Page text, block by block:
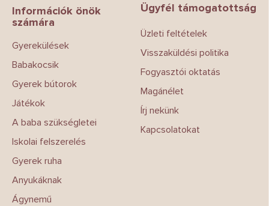
Információk önök
számára
Gyerekülések
Babakocsik
Gyerek bútorok
Játékok
A baba szükségletei
Iskolai felszerelés
Gyerek ruha
Anyukáknak
Ágynemű
Ügyfél támogatottság
Üzleti feltételek
Visszaküldési politika
Fogyasztói oktatás
Magánélet
Írj nekünk
Kapcsolatokat